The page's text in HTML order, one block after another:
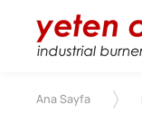
Ana Sayfa